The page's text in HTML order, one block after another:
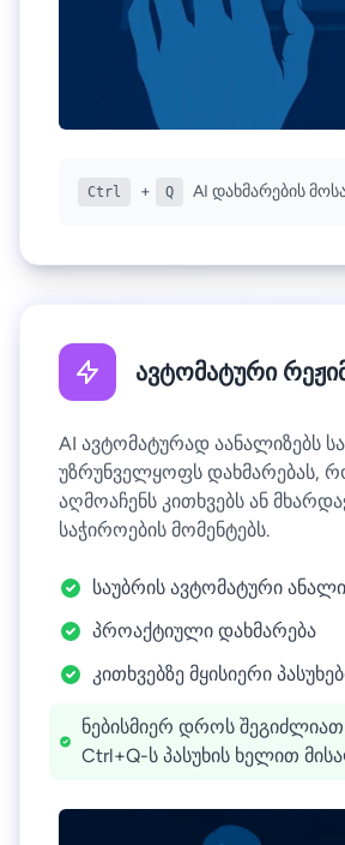
Ctrl + Q AI დახმარების
ავტომატური
AI ავტომატურად აანალიზებს
უზრუნველყოფს დახმარებას,
აღმოაჩენს კითხვებს ან
საჭიროების მომენტებს.
საუბრის ავტომატური
პროაქტიული დახმარება
კითხვებზე მყისიერი
ნებისმიერ დროს
Ctrl+Q-ს პასუხის ხელით